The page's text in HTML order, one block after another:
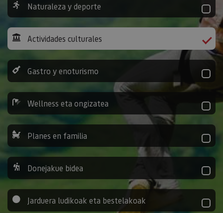
Naturaleza y deporte
Actividades culturales
Gastro y enoturismo
Wellness eta ongizatea
Planes en familia
Donejakue bidea
Jarduera ludikoak eta bestelakoak